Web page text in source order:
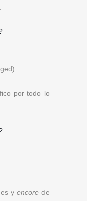
por todo lo
y encorede